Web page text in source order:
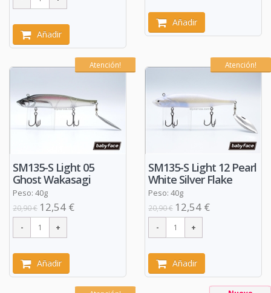
Añadir
Añadir
Atención!
SM135-S Light 05
Ghost Wakasagi
Peso: 40g
20,90 € 12,54 €
Añadir
Atención!
SM135-S Light 12 Pearl
White Silver Flake
Peso: 40g
20,90 € 12,54 €
Añadir